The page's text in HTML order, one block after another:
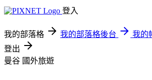
登入
我的部落格 我的部落格後台
我的
登出
曼谷 國外旅遊